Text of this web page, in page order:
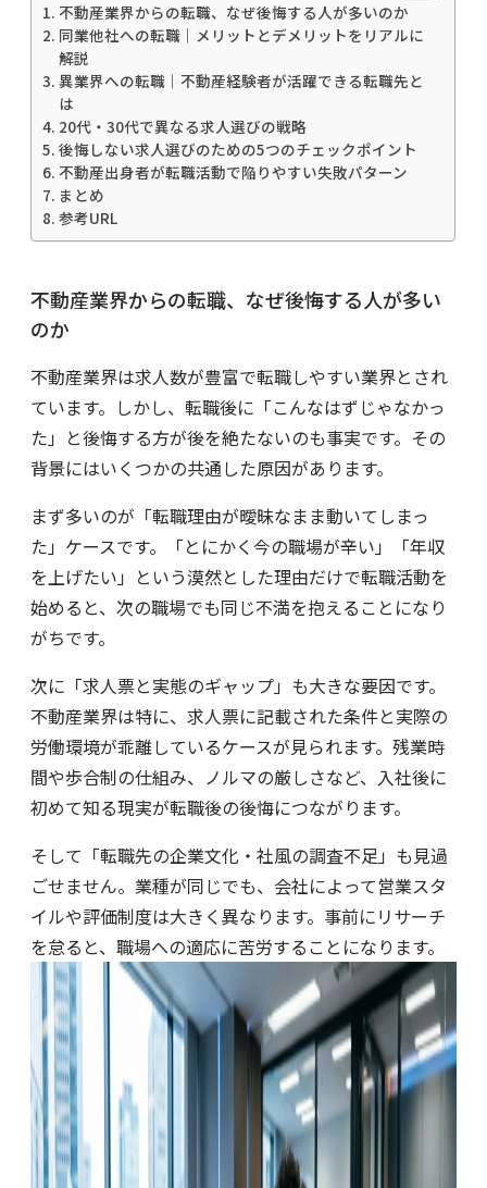
不動産業界からの転職、なぜ後悔する人が多いのか
同業他社への転職｜メリットとデメリットをリアルに
解説
異業界への転職｜不動産経験者が活躍できる転職先と
は
20代・30代で異なる求人選びの戦略
後悔しない求人選びのための5つのチェックポイント
不動産出身者が転職活動で陥りやすい失敗パターン
まとめ
参考URL
不動産業界からの転職、なぜ後悔する人が多い
のか
不動産業界は求人数が豊富で転職しやすい業界とされ
ています。しかし、転職後に「こんなはずじゃなかっ
た」と後悔する方が後を絶たないのも事実です。その
背景にはいくつかの共通した原因があります。
まず多いのが「転職理由が曖昧なまま動いてしまっ
た」ケースです。「とにかく今の職場が辛い」「年収
を上げたい」という漠然とした理由だけで転職活動を
始めると、次の職場でも同じ不満を抱えることになり
がちです。
次に「求人票と実態のギャップ」も大きな要因です。
不動産業界は特に、求人票に記載された条件と実際の
労働環境が乖離しているケースが見られます。残業時
間や歩合制の仕組み、ノルマの厳しさなど、入社後に
初めて知る現実が転職後の後悔につながります。
そして「転職先の企業文化・社風の調査不足」も見過
ごせません。業種が同じでも、会社によって営業スタ
イルや評価制度は大きく異なります。事前にリサーチ
を怠ると、職場への適応に苦労することになります。